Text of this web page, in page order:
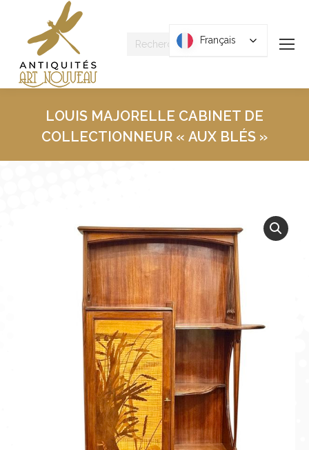
Recherche
LOUIS MAJORELLE CABINET DE
COLLECTIONNEUR « AUX BLÉS »
Français
Français